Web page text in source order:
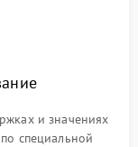
и значениях
специальной